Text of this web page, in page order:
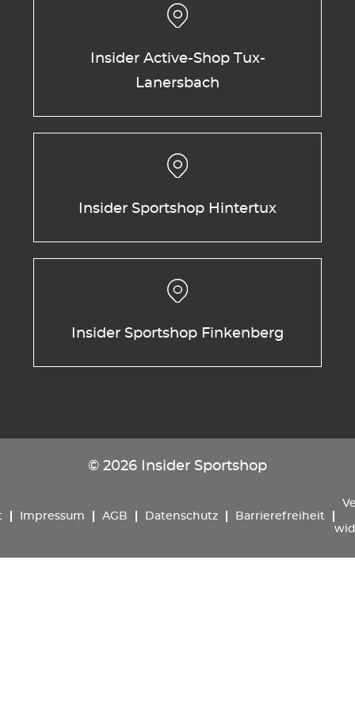
Insider Active-Shop Tux-
Lanersbach
Insider Sportshop Hintertux
Insider Sportshop Finkenberg
© 2026 Insider Sportshop
Impressum AGB Datenschutz Barrierefreiheit